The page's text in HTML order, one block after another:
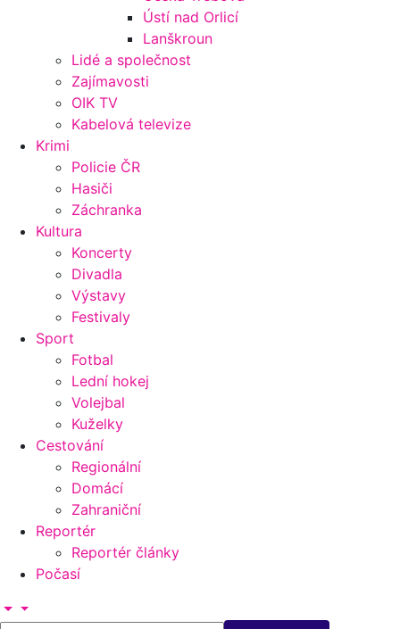
Ústí nad Orlicí
Lanškroun
Lidé a společnost
Zajímavosti
OIK TV
Kabelová televize
Krimi
Policie ČR
Hasiči
Záchranka
Kultura
Koncerty
Divadla
Výstavy
Festivaly
Sport
Fotbal
Lední hokej
Volejbal
Kuželky
Cestování
Regionální
Domácí
Zahraniční
Reportér
Reportér články
Počasí